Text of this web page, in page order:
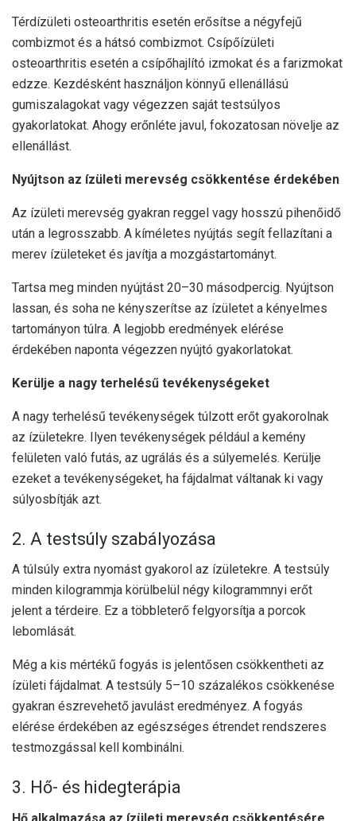
Térdízületi osteoarthritis esetén erősítse a négyfejű
combizmot és a hátsó combizmot. Csípőízületi
osteoarthritis esetén a csípőhajlító izmokat és a farizmokat
edzze. Kezdésként használjon könnyű ellenállású
gumiszalagokat vagy végezzen saját testsúlyos
gyakorlatokat. Ahogy erőnléte javul, fokozatosan növelje az
ellenállást.
Nyújtson az ízületi merevség csökkentése érdekében
Az ízületi merevség gyakran reggel vagy hosszú pihenőidő
után a legrosszabb. A kíméletes nyújtás segít fellazítani a
merev ízületeket és javítja a mozgástartományt.
Tartsa meg minden nyújtást 20–30 másodpercig. Nyújtson
lassan, és soha ne kényszerítse az ízületet a kényelmes
tartományon túlra. A legjobb eredmények elérése
érdekében naponta végezzen nyújtó gyakorlatokat.
Kerülje a nagy terhelésű tevékenységeket
A nagy terhelésű tevékenységek túlzott erőt gyakorolnak
az ízületekre. Ilyen tevékenységek például a kemény
felületen való futás, az ugrálás és a súlyemelés. Kerülje
ezeket a tevékenységeket, ha fájdalmat váltanak ki vagy
súlyosbítják azt.
2. A testsúly szabályozása
A túlsúly extra nyomást gyakorol az ízületekre. A testsúly
minden kilogrammja körülbelül négy kilogrammnyi erőt
jelent a térdeire. Ez a többleterő felgyorsítja a porcok
lebomlását.
Még a kis mértékű fogyás is jelentősen csökkentheti az
ízületi fájdalmat. A testsúly 5–10 százalékos csökkenése
gyakran észrevehető javulást eredményez. A fogyás
elérése érdekében az egészséges étrendet rendszeres
testmozgással kell kombinálni.
3. Hő- és hidegterápia